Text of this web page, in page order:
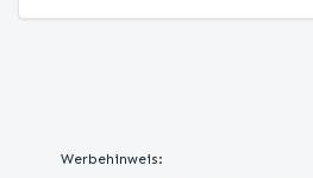
Werbehinweis: